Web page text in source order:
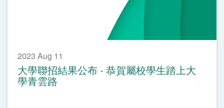
2023 Aug 11
大學聯招結果公布 ‧ 恭賀屬校學生踏上大
學青雲路